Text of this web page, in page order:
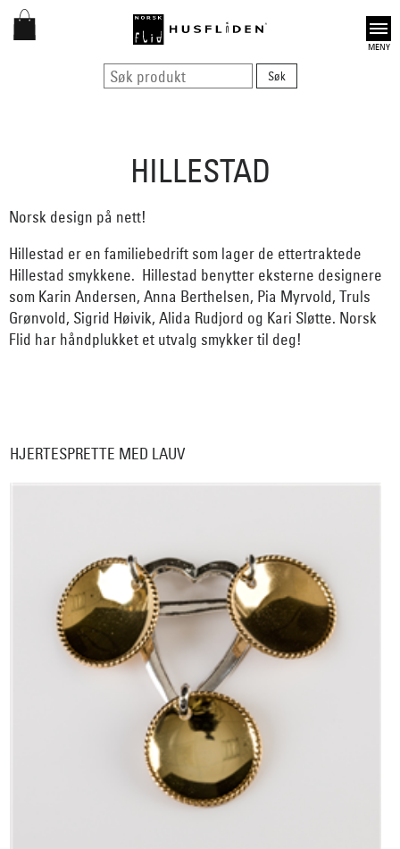
Open
HILLESTAD
Norsk design på nett!
Hillestad er en familiebedrift som lager de ettertraktede
Hillestad smykkene. Hillestad benytter eksterne designere
som Karin Andersen, Anna Berthelsen, Pia Myrvold, Truls
Grønvold, Sigrid Høivik, Alida Rudjord og Kari Sløtte. Norsk
Flid har håndplukket et utvalg smykker til deg!
HJERTESPRETTE MED LAUV